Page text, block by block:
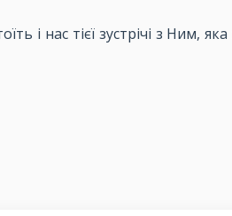
і нас тієї зустрічі з Ним,